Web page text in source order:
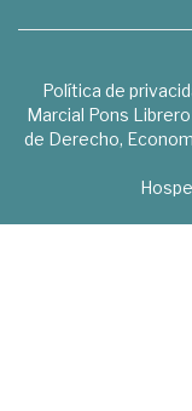
Política de
Marcial Pons
de Derecho,